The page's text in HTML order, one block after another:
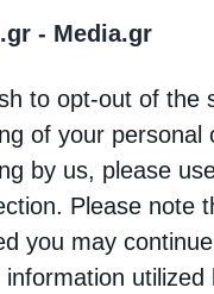
- Media.gr
to opt-out of the
of your
by us, please
Please note
you may
information
από την ιστορία,
της
προτού …